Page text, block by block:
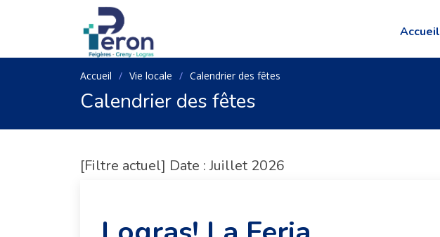
Accueil
Accueil Vie locale Calendrier des fêtes
Calendrier des fêtes
[Filtre actuel] Date : Juillet 2026